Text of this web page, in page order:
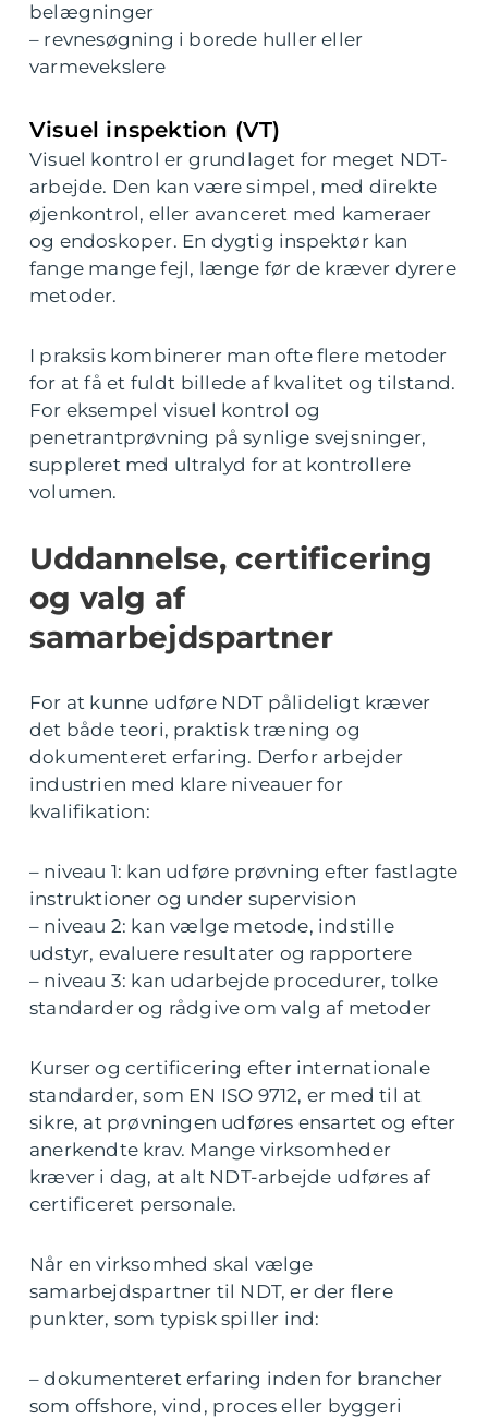
belægninger
– revnesøgning i borede huller eller
varmevekslere
Visuel inspektion (VT)
Visuel kontrol er grundlaget for meget NDT-
arbejde. Den kan være simpel, med direkte
øjenkontrol, eller avanceret med kameraer
og endoskoper. En dygtig inspektør kan
fange mange fejl, længe før de kræver dyrere
metoder.
I praksis kombinerer man ofte flere metoder
for at få et fuldt billede af kvalitet og tilstand.
For eksempel visuel kontrol og
penetrantprøvning på synlige svejsninger,
suppleret med ultralyd for at kontrollere
volumen.
Uddannelse, certificering
og valg af
samarbejdspartner
For at kunne udføre NDT pålideligt kræver
det både teori, praktisk træning og
dokumenteret erfaring. Derfor arbejder
industrien med klare niveauer for
kvalifikation:
– niveau 1: kan udføre prøvning efter fastlagte
instruktioner og under supervision
– niveau 2: kan vælge metode, indstille
udstyr, evaluere resultater og rapportere
– niveau 3: kan udarbejde procedurer, tolke
standarder og rådgive om valg af metoder
Kurser og certificering efter internationale
standarder, som EN ISO 9712, er med til at
sikre, at prøvningen udføres ensartet og efter
anerkendte krav. Mange virksomheder
kræver i dag, at alt NDT-arbejde udføres af
certificeret personale.
Når en virksomhed skal vælge
samarbejdspartner til NDT, er der flere
punkter, som typisk spiller ind:
– dokumenteret erfaring inden for brancher
som offshore, vind, proces eller byggeri